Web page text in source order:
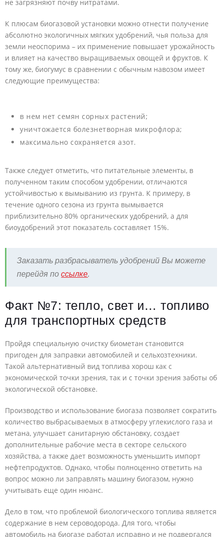
не загрязняют почву нитратами.
К плюсам биогазовой установки можно отнести получение
абсолютно экологичных мягких удобрений, чья польза для
земли неоспорима – их применение повышает урожайность
и влияет на качество выращиваемых овощей и фруктов. К
тому же, биогумус в сравнении с обычным навозом имеет
следующие преимущества:
в нем нет семян сорных растений;
уничтожается болезнетворная микрофлора;
максимально сохраняется азот.
Также следует отметить, что питательные элементы, в
полученном таким способом удобрении, отличаются
устойчивостью к вымыванию из грунта. К примеру, в
течение одного сезона из грунта вымывается
приблизительно 80% органических удобрений, а для
биоудобрений этот показатель составляет 15%.
Заказать разбрасыватель удобрений Вы можете
перейдя поссылке.
Факт №7: тепло, свет и… топливо
для транспортных средств
Пройдя специальную очистку биометан становится
пригоден для заправки автомобилей и сельхозтехники.
Такой альтернативный вид топлива хорош как с
экономической точки зрения, так и с точки зрения заботы об
экологической обстановке.
Производство и использование биогаза позволяет сократить
количество выбрасываемых в атмосферу углекислого газа и
метана, улучшает санитарную обстановку, создает
дополнительные рабочие места в секторе сельского
хозяйства, а также дает возможность уменьшить импорт
нефтепродуктов. Однако, чтобы полноценно ответить на
вопрос можно ли заправлять машину биогазом, нужно
учитывать еще один нюанс.
Дело в том, что проблемой биологического топлива является
содержание в нем сероводорода. Для того, чтобы
автомобиль на биогазе работал исправно и не подвергался